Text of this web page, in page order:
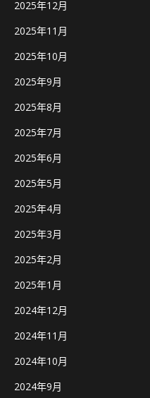
2025年12月
2025年11月
2025年10月
2025年9月
2025年8月
2025年7月
2025年6月
2025年5月
2025年4月
2025年3月
2025年2月
2025年1月
2024年12月
2024年11月
2024年10月
2024年9月